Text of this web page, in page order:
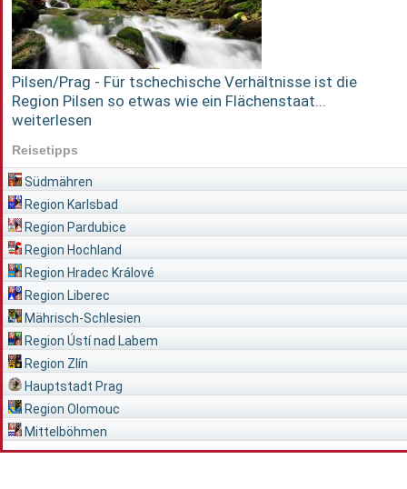
Pilsen/Prag - Für tschechische Verhältnisse ist die
Region Pilsen so etwas wie ein Flächenstaat...
weiterlesen
Reisetipps
Südmähren
Region Karlsbad
Region Pardubice
Region Hochland
Region Hradec Králové
Region Liberec
Mährisch-Schlesien
Region Ústí nad Labem
Region Zlín
Hauptstadt Prag
Region Olomouc
Mittelböhmen